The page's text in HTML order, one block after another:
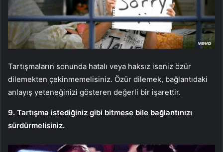
Tartışmaların sonunda hatalı veya haksız iseniz özür
dilemekten çekinmemelisiniz. Özür dilemek, bağlantıdaki
anlayış yeteneğinizi gösteren değerli bir işarettir.
9. Tartışma istediğiniz gibi bitmese bile bağlantınızı
sürdürmelisiniz.